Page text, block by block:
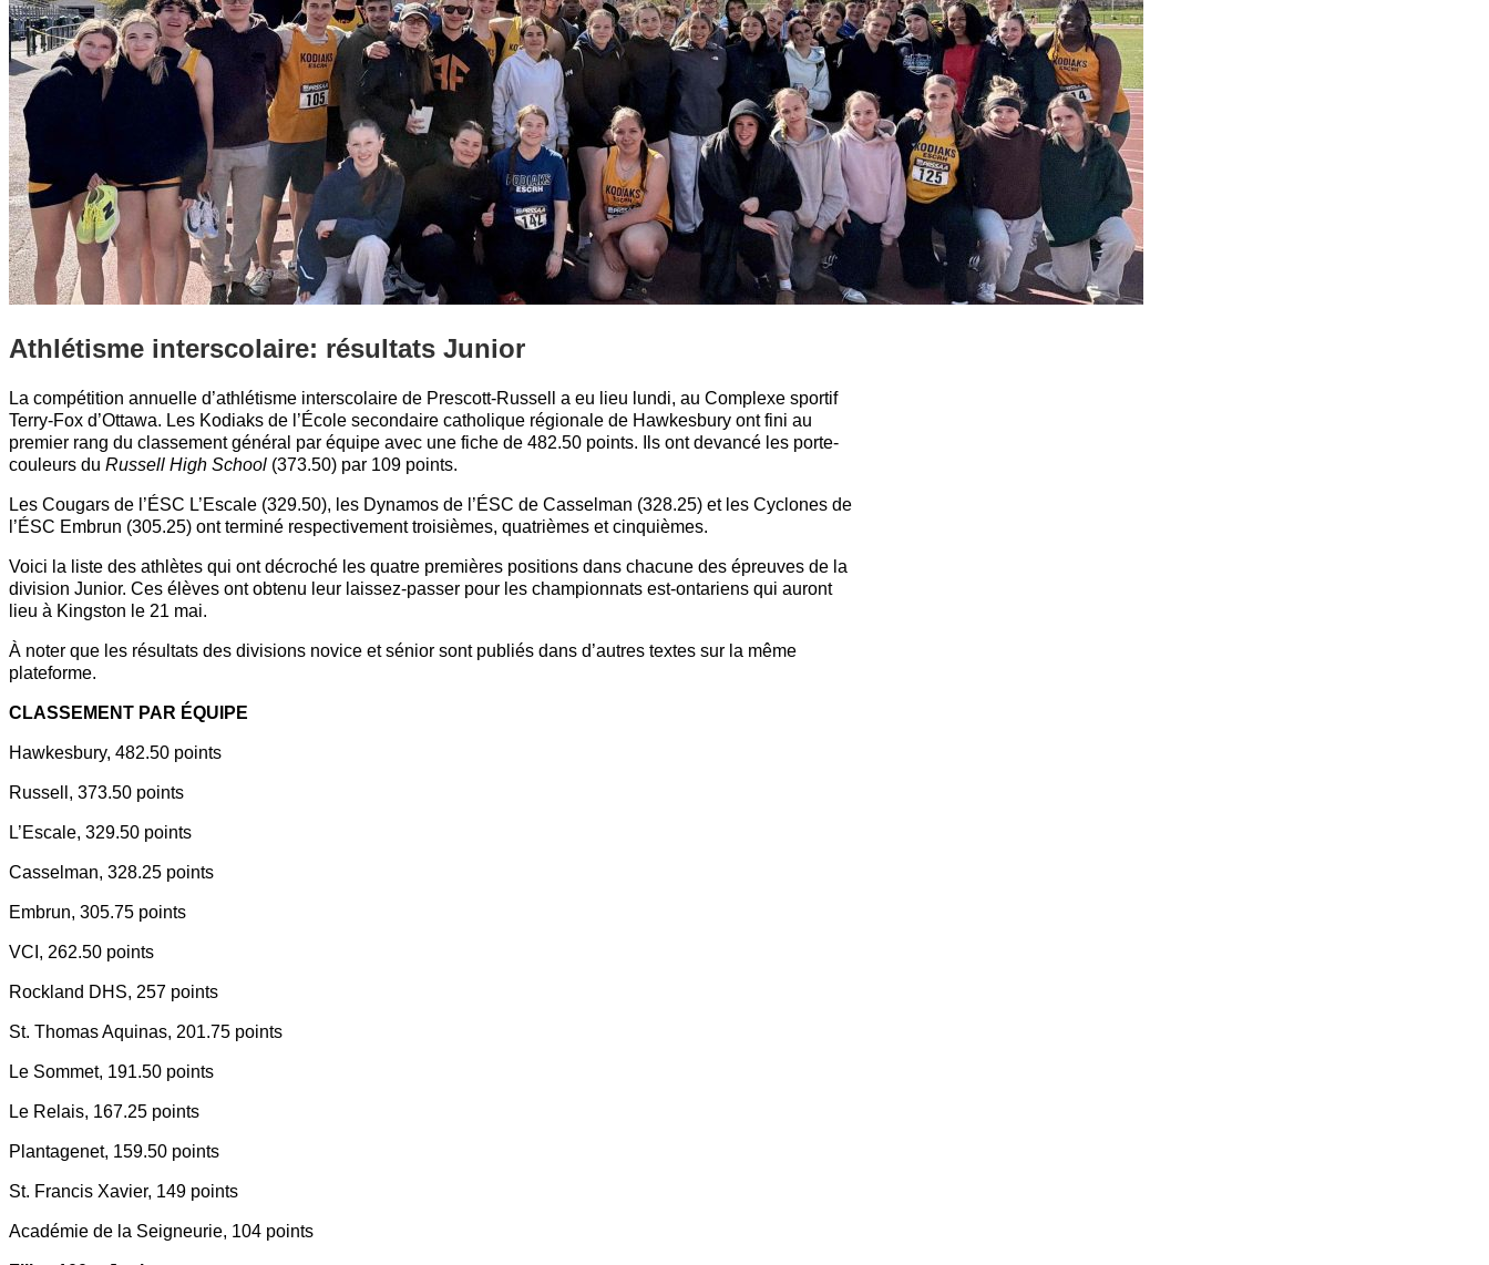
Athlétisme interscolaire: résultats Junior
La compétition annuelle d’athlétisme interscolaire de Prescott-Russell a eu lieu lundi, au Complexe sportif
Terry-Fox d’Ottawa. Les Kodiaks de l’École secondaire catholique régionale de Hawkesbury ont fini au
premier rang du classement général par équipe avec une fiche de 482.50 points. Ils ont devancé les porte-
couleurs du Russell High School (373.50) par 109 points.
Les Cougars de l’ÉSC L’Escale (329.50), les Dynamos de l’ÉSC de Casselman (328.25) et les Cyclones de
l’ÉSC Embrun (305.25) ont terminé respectivement troisièmes, quatrièmes et cinquièmes.
Voici la liste des athlètes qui ont décroché les quatre premières positions dans chacune des épreuves de la
division Junior. Ces élèves ont obtenu leur laissez-passer pour les championnats est-ontariens qui auront
lieu à Kingston le 21 mai.
À noter que les résultats des divisions novice et sénior sont publiés dans d’autres textes sur la même
plateforme.
CLASSEMENT PAR ÉQUIPE
Hawkesbury, 482.50 points
Russell, 373.50 points
L’Escale, 329.50 points
Casselman, 328.25 points
Embrun, 305.75 points
VCI, 262.50 points
Rockland DHS, 257 points
St. Thomas Aquinas, 201.75 points
Le Sommet, 191.50 points
Le Relais, 167.25 points
Plantagenet, 159.50 points
St. Francis Xavier, 149 points
Académie de la Seigneurie, 104 points